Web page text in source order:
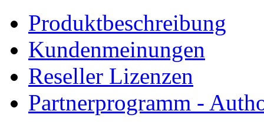
Produktbeschreibung
Kundenmeinungen
Reseller Lizenzen
Partnerprogramm -